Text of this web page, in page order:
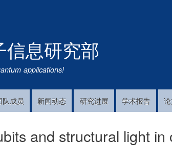
息研究部
applications!
队成员 新闻动态 研究进展 学术报告
and structural light in